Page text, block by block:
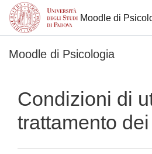
Moodle di
Moodle di Psicologia
Condizioni di
trattamento